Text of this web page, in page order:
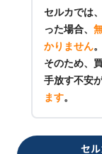
セルカでは
った場合、
かりません。
そのため、
手放す不安が
ます。
セ